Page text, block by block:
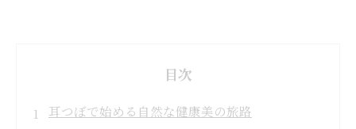
目次
耳つぼで始める自然な健康美の旅路